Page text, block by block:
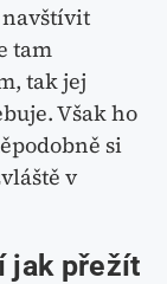
navštívit
tam
tak jej
Však ho
si
v
jak přežít